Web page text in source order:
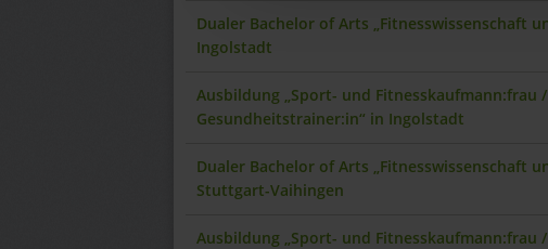
Dualer Bachelor of Arts „Fitnesswissenschaft
Ingolstadt
Ausbildung „Sport- und Fitnesskaufmann:frau
Gesundheitstrainer:in“ in Ingolstadt
Dualer Bachelor of Arts „Fitnesswissenschaft
Stuttgart-Vaihingen
Ausbildung „Sport- und Fitnesskaufmann:frau